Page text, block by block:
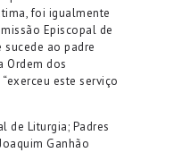
foi igualmente
Episcopal de
ao padre
Ordem dos
este serviço
de Liturgia; Padres
Ganhão